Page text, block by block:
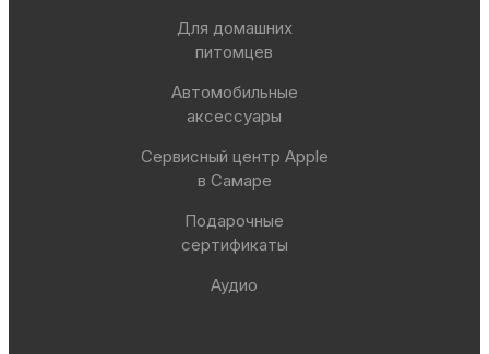
Для домашних
питомцев
Автомобильные
аксессуары
Сервисный центр Apple
в Самаре
Подарочные
сертификаты
Аудио